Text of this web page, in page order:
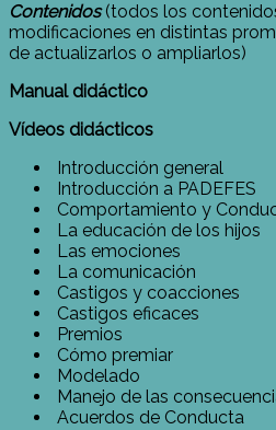
Contenidos(todos los
modificaciones en distintas
de actualizarlos o ampliarlos)
Manual didáctico
Vídeos didácticos
Introducción general
Introducción a PADEFES
Comportamiento y
La educación de los hijos
Las emociones
La comunicación
Castigos y coacciones
Castigos eficaces
Premios
Cómo premiar
Modelado
Manejo de las
Acuerdos de Conducta